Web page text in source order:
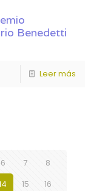
Benedetti
Leer más
6 7
8
15
16